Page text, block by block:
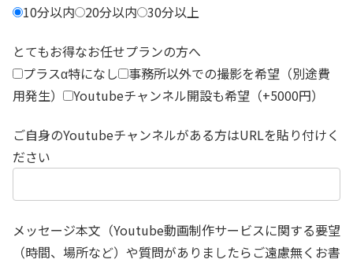
10分以内
20分以内 30分以上
とてもお得なお任せプランの方へ
プラスα特になし
事務所以外での撮影を希望（別途費
用発生）
Youtubeチャンネル開設も希望（+5000円）
ご自身のYoutubeチャンネルがある方はURLを貼り付けく
ださい
メッセージ本文（Youtube動画制作サービスに関する要望
（時間、場所など）や質問がありましたらご遠慮無くお書